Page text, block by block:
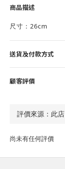
商品描述
尺寸：26cm
送貨及付款方式
顧客評價
尚未有任何評價